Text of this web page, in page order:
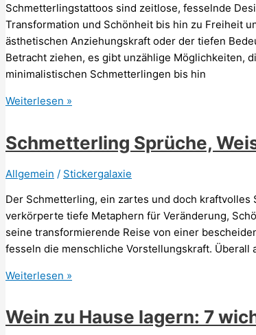
nicht
wohl:
Was
tun?
Schmetterlingstattoos sind zeitlose, fesselnde
Transformation und Schönheit bis hin zu Freiheit
ästhetischen Anziehungskraft oder der tiefen
Betracht ziehen, es gibt unzählige Möglichkeiten,
minimalistischen Schmetterlingen bis hin
10
Tattoo
Ideen
Weiterlesen »
Schmetterling Sprüche,
Allgemein / Stickergalaxie
Der Schmetterling, ein zartes und doch
verkörperte tiefe Metaphern für Veränderung,
seine transformierende Reise von einer
fesseln die menschliche Vorstellungskraft.
Schmetterling
Weisheiten
und
Weiterlesen »
Wein zu Hause lagern: 7